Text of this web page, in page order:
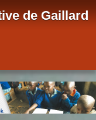
de Gaillard